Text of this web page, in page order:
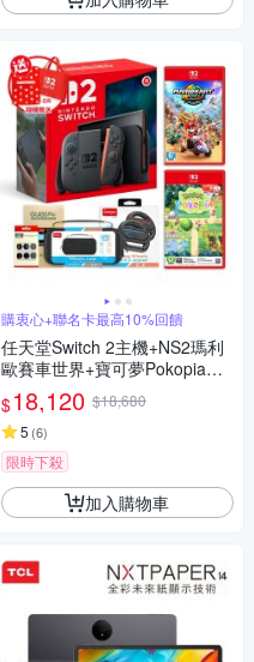
購衷心+聯名卡最高10%回饋
任天堂Switch 2主機+NS2瑪利
歐賽車世界+寶可夢Pokopia遊
戲 +保護貼+收納包+矽膠套+方
向盤+任天堂特典包
$18,120 $18,680
5 (6)
限時下殺
加入購物車